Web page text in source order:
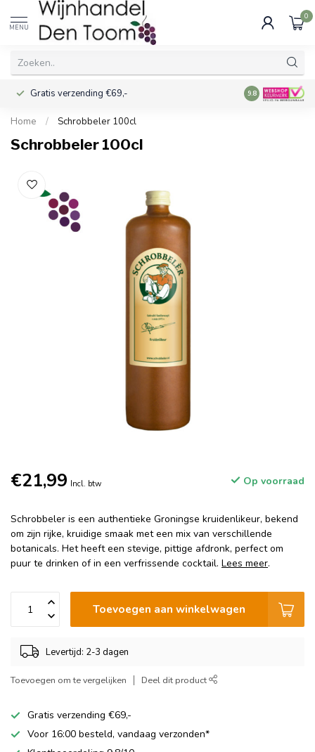
MENU
0
Gratis verzending €69,- Voor 16:00
9.8
Home / Schrobbeler 100cl
Schrobbeler 100cl
€21,99 Incl. btw Op voorraad
Schrobbeler is een authentieke Groningse kruidenlikeur, bekend
om zijn rijke, kruidige smaak met een mix van verschillende
botanicals. Het heeft een stevige, pittige afdronk, perfect om
puur te drinken of in een verfrissende cocktail. Lees meer.
Toevoegen aan winkelwagen
Levertijd: 2-3 dagen
Toevoegen om te vergelijken Deel dit product
Gratis verzending €69,-
Voor 16:00 besteld, vandaag verzonden*